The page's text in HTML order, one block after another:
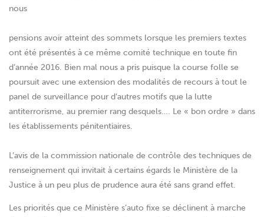
nous
pensions avoir atteint des sommets lorsque les premiers textes
ont été présentés à ce même comité technique en toute fin
d’année 2016. Bien mal nous a pris puisque la course folle se
poursuit avec une extension des modalités de recours à tout le
panel de surveillance pour d’autres motifs que la lutte
antiterrorisme, au premier rang desquels…. Le « bon ordre » dans
les établissements pénitentiaires.
L’avis de la commission nationale de contrôle des techniques de
renseignement qui invitait à certains égards le Ministère de la
Justice à un peu plus de prudence aura été sans grand effet.
Les priorités que ce Ministère s’auto fixe se déclinent à marche